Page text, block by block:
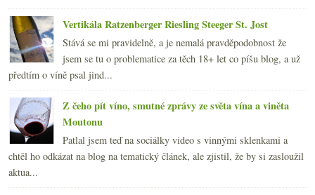
Vertikála Ratzenberger Riesling Steeger St. Jost
Stává se mi pravidelně, a je nemalá pravděpodobnost že
jsem se tu o problematice za těch 18+ let co píšu blog, a už
předtím o víně psal jind...
Z čeho pít víno, smutné zprávy ze světa vína a viněta
Moutonu
Patlal jsem teď na sociálky video s vinnými sklenkami a
chtěl ho odkázat na blog na tematický článek, ale zjistil, že by si zasloužil
aktua...